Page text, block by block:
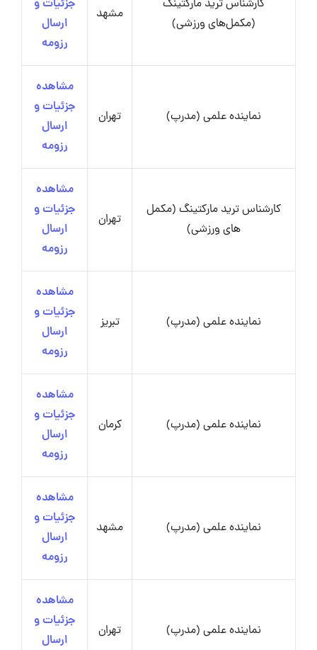
کارشناس ترید مارکتینگ
(مکمل‌های ورزشی)
مشهد
جزئیات و
ارسال
رزومه
نماینده علمی (مدرپ) تهران
مشاهده
جزئیات و
ارسال
رزومه
کارشناس ترید مارکتینگ (مکمل
های ورزشی)
تهران
مشاهده
جزئیات و
ارسال
رزومه
نماینده علمی (مدرپ) تبریز
مشاهده
جزئیات و
ارسال
رزومه
نماینده علمی (مدرپ) کرمان
مشاهده
جزئیات و
ارسال
رزومه
نماینده علمی (مدرپ) مشهد
مشاهده
جزئیات و
ارسال
رزومه
نماینده علمی (مدرپ) تهران
مشاهده
جزئیات و
ارسال